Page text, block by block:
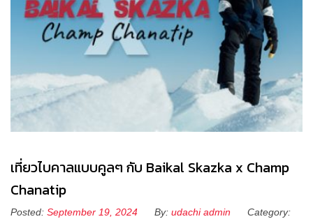
เที่ยวไบคาลแบบคูลๆ กับ Baikal Skazka x Champ
Chanatip
Posted: September 19, 2024 By: udachi admin
Category: